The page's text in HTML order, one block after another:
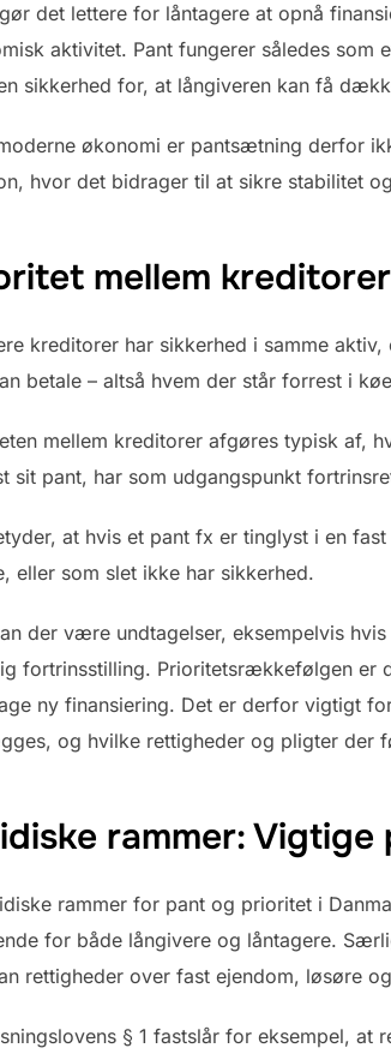
det lettere for låntagere at opnå
aktivitet. Pant fungerer således
sikkerhed for, at långiveren kan få
økonomi er pantsætning derfor
hvor det bidrager til at sikre stabilitet
mellem
kreditorer har sikkerhed i samme
betale – altså hvem der står forrest i
mellem kreditorer afgøres typisk af,
sit pant, har som udgangspunkt
at hvis et pant fx er tinglyst i en
eller som slet ikke har sikkerhed.
der være undtagelser, eksempelvis
fortrinsstilling. Prioritetsrækkefølgen er
ny finansiering. Det er derfor vigtigt
og hvilke rettigheder og pligter der
rammer:
rammer for pant og prioritet i
for både långivere og låntagere.
rettigheder over fast ejendom, løsøre
§ 1 fastslår for eksempel,